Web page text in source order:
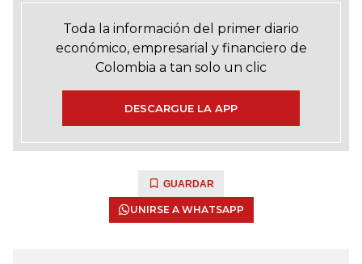
Toda la información del primer diario
económico, empresarial y financiero de
Colombia a tan solo un clic
DESCARGUE LA APP
GUARDAR
UNIRSE A WHATSAPP